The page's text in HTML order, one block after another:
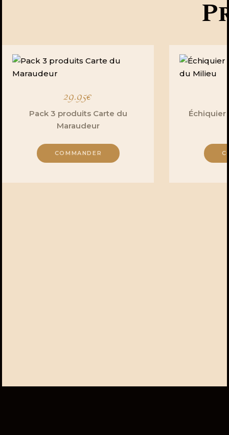
29.95€
Pack 3 produits Carte du
Maraudeur
COMMANDER
Échiquier